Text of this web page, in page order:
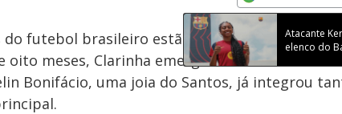
Opens in new
Atacante
elenco do
Velocidade
futebol brasileiro estão ganhando destaque
oito meses, Clarinha emergiu como uma
Bonifácio, uma joia do Santos, já integrou